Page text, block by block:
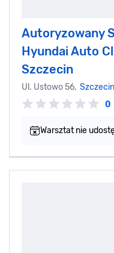
Autoryzowany
Hyundai Auto
Szczecin
Ul. Ustowo 56, Szczecin
0
Warsztat nie